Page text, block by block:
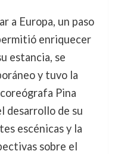
a Europa, un paso
enriquecer
estancia, se
y tuvo la
Pina
desarrollo de su
escénicas y la
sobre el